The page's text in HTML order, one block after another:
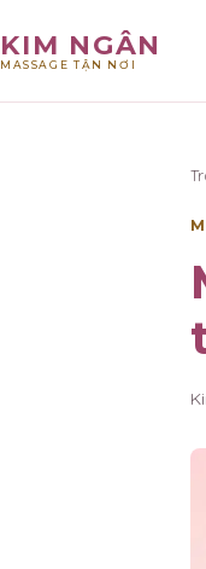
KIM NGÂN
MASSAGE TẬN NƠI